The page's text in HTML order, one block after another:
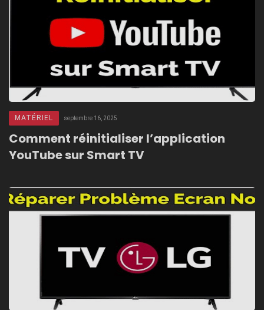
MATÉRIEL septembre 16, 2025
Comment réinitialiser l’application
YouTube sur Smart TV